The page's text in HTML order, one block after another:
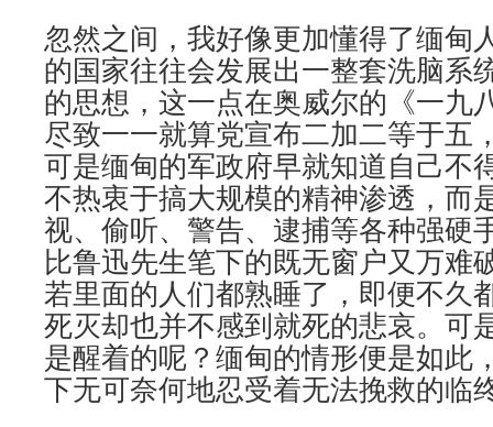
忽然之间，我好像更加懂得了缅甸
的国家往往会发展出一整套洗脑系
的思想，这一点在奥威尔的《一九
尽致一一就算党宣布二加二等于五
可是缅甸的军政府早就知道自己不
不热衷于搞大规模的精神渗透，而
视、偷听、警告、逮捕等各种强硬
比鲁迅先生笔下的既无窗户又万难
若里面的人们都熟睡了，即便不久
死灭却也并不感到就死的悲哀。可
是醒着的呢？缅甸的情形便是如此
下无可奈何地忍受着无法挽救的临